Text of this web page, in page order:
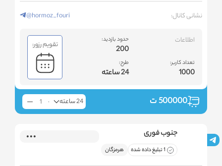
نشانی کانال: @hormoz_fouri
اطلاعات
تعداد کاربر:
1000
حدود بازدید:
200
طرح:
24 ساعته
تقویم رزور:
500000ت 24 ساعته
جنوب فوری
1 تبلیغ داده شده هرمزگان